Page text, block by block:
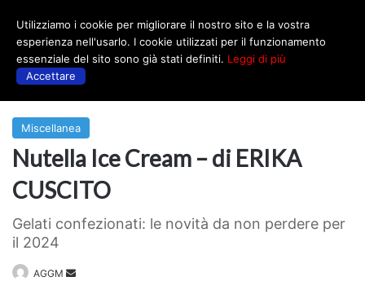
Miscellanea
Nutella Ice Cream – di ERIKA
CUSCITO
Gelati confezionati: le novità da non perdere per
il 2024
AGGM
Invia
Utilizziamo i cookie per migliorare il nostro sito e la vostra
esperienza nell'usarlo. I cookie utilizzati per il funzionamento
essenziale del sito sono già stati definiti. Leggi di più
Accettare